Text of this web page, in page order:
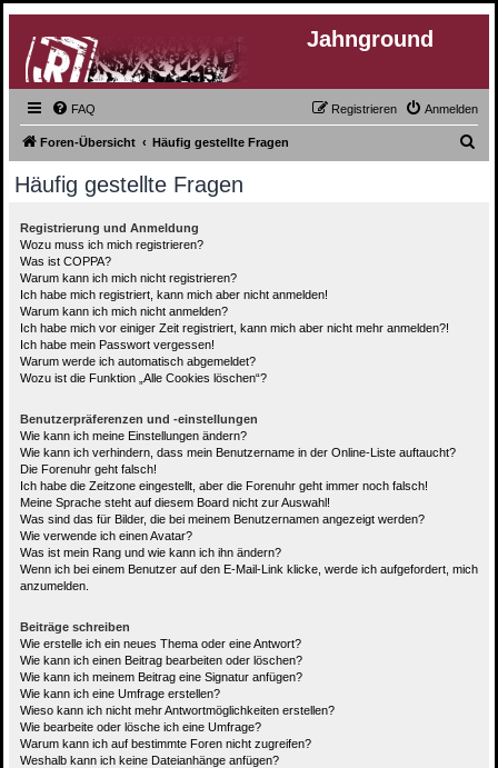
Jahnground
FAQ Anmelden
Registrieren
Foren-Übersicht Häufig gestellte Fragen
Häufig gestellte Fragen
Registrierung und Anmeldung
Wozu muss ich mich registrieren?
Was ist COPPA?
Warum kann ich mich nicht registrieren?
Ich habe mich registriert, kann mich aber nicht anmelden!
Warum kann ich mich nicht anmelden?
Ich habe mich vor einiger Zeit registriert, kann mich aber nicht mehr anmelden?!
Ich habe mein Passwort vergessen!
Warum werde ich automatisch abgemeldet?
Wozu ist die Funktion „Alle Cookies löschen“?
Benutzerpräferenzen und -einstellungen
Wie kann ich meine Einstellungen ändern?
Wie kann ich verhindern, dass mein Benutzername in der Online-Liste auftaucht?
Die Forenuhr geht falsch!
Ich habe die Zeitzone eingestellt, aber die Forenuhr geht immer noch falsch!
Meine Sprache steht auf diesem Board nicht zur Auswahl!
Was sind das für Bilder, die bei meinem Benutzernamen angezeigt werden?
Wie verwende ich einen Avatar?
Was ist mein Rang und wie kann ich ihn ändern?
Wenn ich bei einem Benutzer auf den E-Mail-Link klicke, werde ich aufgefordert, mich
anzumelden.
Beiträge schreiben
Wie erstelle ich ein neues Thema oder eine Antwort?
Wie kann ich einen Beitrag bearbeiten oder löschen?
Wie kann ich meinem Beitrag eine Signatur anfügen?
Wie kann ich eine Umfrage erstellen?
Wieso kann ich nicht mehr Antwortmöglichkeiten erstellen?
Wie bearbeite oder lösche ich eine Umfrage?
Warum kann ich auf bestimmte Foren nicht zugreifen?
Weshalb kann ich keine Dateianhänge anfügen?